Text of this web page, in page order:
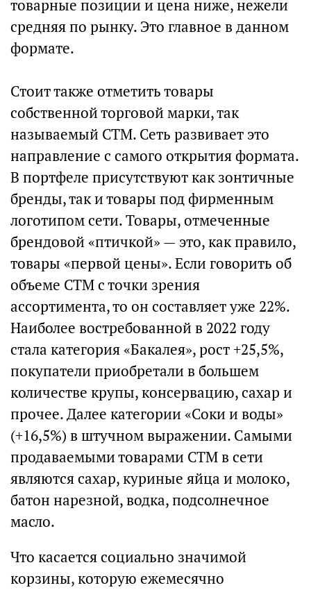
товарные позиции и цена ниже, нежели
средняя по рынку. Это главное в данном
формате.
Стоит также отметить товары
собственной торговой марки, так
называемый СТМ. Сеть развивает это
направление с самого открытия формата.
В портфеле присутствуют как зонтичные
бренды, так и товары под фирменным
логотипом сети. Товары, отмеченные
брендовой «птичкой» — это, как правило,
товары «первой цены». Если говорить об
объеме СТМ с точки зрения
ассортимента, то он составляет уже 22%.
Наиболее востребованной в 2022 году
стала категория «Бакалея», рост +25,5%,
покупатели приобретали в большем
количестве крупы, консервацию, сахар и
прочее. Далее категории «Соки и воды»
(+16,5%) в штучном выражении. Самыми
продаваемыми товарами СТМ в сети
являются сахар, куриные яйца и молоко,
батон нарезной, водка, подсолнечное
масло.
Что касается социально значимой
корзины, которую ежемесячно